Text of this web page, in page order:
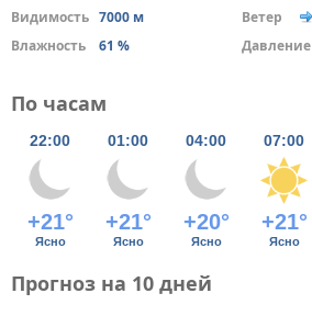
Видимость 7000 м Ветер
Влажность
61 % Давление
По часам
22:00 01:00 04:00 07:00
+21° +21° +20° +21°
Ясно Ясно Ясно Ясно
Прогноз на 10 дней